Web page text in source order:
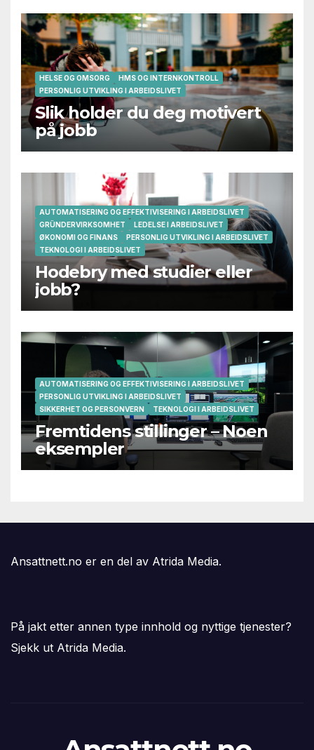
HELSE OG OMSORG
HMS OG INTERNKONTROLL
PERSONLIG UTVIKLING I ARBEIDSLIVET
Slik holder du deg motivert
på jobb
AUTOMATISERING OG EFFEKTIVISERING I ARBEIDSLIVET
GRÜNDERVIRKSOMHET
LEDELSE I ARBEIDSLIVET
ØKONOMI OG FINANS
PERSONLIG UTVIKLING I ARBEIDSLIVET
TEKNOLOGI I ARBEIDSLIVET
Hodebry med studier eller
jobb?
AUTOMATISERING OG EFFEKTIVISERING I ARBEIDSLIVET
PERSONLIG UTVIKLING I ARBEIDSLIVET
SIKKERHET OG PERSONVERN
TEKNOLOGI I ARBEIDSLIVET
Fremtidens stillinger – Noen
eksempler
Ansattnett.no er en del av Atrida Media.
På jakt etter annen type innhold og nyttige tjenester?
Sjekk ut Atrida Media.